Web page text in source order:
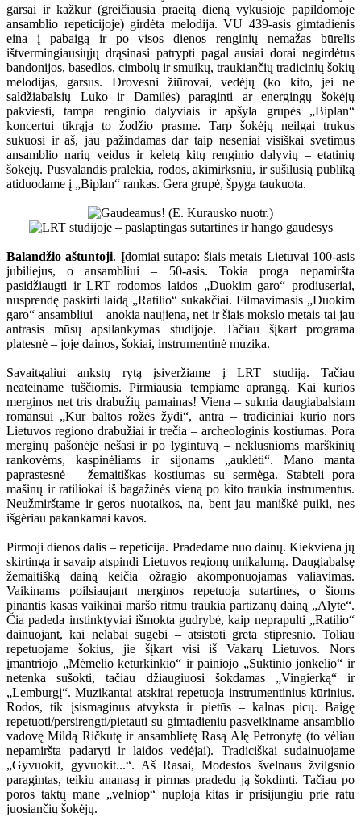
garsai ir kažkur (greičiausia praeitą dieną vykusioje papildomoje
ansamblio repeticijoje) girdėta melodija. VU 439-asis gimtadienis
eina į pabaigą ir po visos dienos renginių nemažas būrelis
ištvermingiausiųjų drąsinasi patrypti pagal ausiai dorai negirdėtus
bandonijos, basedlos, cimbolų ir smuikų, traukiančių tradicinių šokių
melodijas, garsus. Drovesni žiūrovai, vedėjų (ko kito, jei ne
saldžiabalsių Luko ir Damilės) paraginti ar energingų šokėjų
pakviesti, tampa renginio dalyviais ir apšyla grupės „Biplan“
koncertui tikrąja to žodžio prasme. Tarp šokėjų neilgai trukus
sukuosi ir aš, jau pažindamas dar taip neseniai visiškai svetimus
ansamblio narių veidus ir keletą kitų renginio dalyvių – etatinių
šokėjų. Pusvalandis pralekia, rodos, akimirksniu, ir sušilusią publiką
atiduodame į „Biplan“ rankas. Gera grupė, špyga taukuota.
Balandžio aštuntoji. Įdomiai sutapo: šiais metais Lietuvai 100-asis
jubiliejus, o ansambliui – 50-asis. Tokia proga nepamiršta
pasidžiaugti ir LRT rodomos laidos „Duokim garo“ prodiuseriai,
nusprendę paskirti laidą „Ratilio“ sukakčiai. Filmavimasis „Duokim
garo“ ansambliui – anokia naujiena, net ir šiais mokslo metais tai jau
antrasis mūsų apsilankymas studijoje. Tačiau šįkart programa
platesnė – joje dainos, šokiai, instrumentinė muzika.
Savaitgaliui ankstų rytą įsiveržiame į LRT studiją. Tačiau
neateiname tuščiomis. Pirmiausia tempiame aprangą. Kai kurios
merginos net tris drabužių pamainas! Viena – suknia daugiabalsiam
romansui „Kur baltos rožės žydi“, antra – tradiciniai kurio nors
Lietuvos regiono drabužiai ir trečia – archeologinis kostiumas. Pora
merginų pašonėje nešasi ir po lygintuvą – neklusnioms marškinių
rankovėms, kaspinėliams ir sijonams „auklėti“. Mano manta
paprastesnė – žemaitiškas kostiumas su sermėga. Stabteli pora
mašinų ir ratiliokai iš bagažinės vieną po kito traukia instrumentus.
Neužmirštame ir geros nuotaikos, na, bent jau maniškė puiki, nes
išgėriau pakankamai kavos.
Pirmoji dienos dalis – repeticija. Pradedame nuo dainų. Kiekviena jų
skirtinga ir savaip atspindi Lietuvos regionų unikalumą. Daugiabalsę
žemaitišką dainą keičia ožragio akomponuojamas valiavimas.
Vaikinams poilsiaujant merginos repetuoja sutartines, o šioms
pinantis kasas vaikinai maršo ritmu traukia partizanų dainą „Alyte“.
Čia padeda instinktyviai išmokta gudrybė, kaip neprapulti „Ratilio“
dainuojant, kai nelabai sugebi – atsistoti greta stipresnio. Toliau
repetuojame šokius, jie šįkart visi iš Vakarų Lietuvos. Nors
įmantriojo „Mėmelio keturkinkio“ ir painiojo „Suktinio jonkelio“ ir
netenka sušokti, tačiau džiaugiuosi šokdamas „Vingierką“ ir
„Lemburgį“. Muzikantai atskirai repetuoja instrumentinius kūrinius.
Rodos, tik įsismaginus atvyksta ir pietūs – kalnas picų. Baigę
repetuoti/persirengti/pietauti su gimtadieniu pasveikiname ansamblio
vadovę Mildą Ričkutę ir ansamblietę Rasą Alę Petronytę (to vėliau
nepamiršta padaryti ir laidos vedėjai). Tradiciškai sudainuojame
„Gyvuokit, gyvuokit...“. Aš Rasai, Modestos švelnaus žvilgsnio
paragintas, teikiu ananasą ir pirmas pradedu ją šokdinti. Tačiau po
poros taktų mane „velniop“ nuploja kitas ir prisijungiu prie ratu
juosiančių šokėjų.